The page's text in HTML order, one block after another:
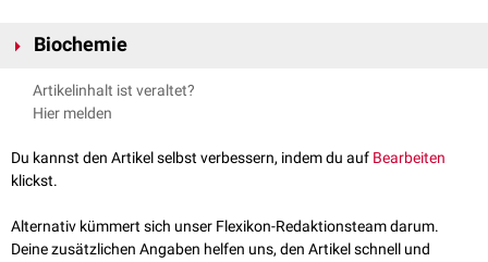
Biochemie
NS5A leitet sich von einem großen
kodiert wird. Dieses Polyprotein unterliegt einer
eigene enzymatische Aktivität, interagiert aber mit anderen Proteinen
des Virus und der Wirtszelle und beeinflusst so die
phosphorylierten
Formen vor, die als p56 und p58 bezeichnet werden.
Artikelinhalt ist veraltet?
Hier melden
Du kannst den Artikel selbst verbessern, indem du auf Bearbeiten
klickst.
Alternativ kümmert sich unser Flexikon-Redaktionsteam darum.
Deine zusätzlichen Angaben helfen uns, den Artikel schnell und